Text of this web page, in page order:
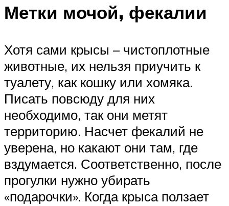
Метки мочой, фекалии
Хотя сами крысы – чистоплотные
животные, их нельзя приучить к
туалету, как кошку или хомяка.
Писать повсюду для них
необходимо, так они метят
территорию. Насчет фекалий не
уверена, но какают они там, где
вздумается. Соответственно, после
прогулки нужно убирать
«подарочки». Когда крыса ползает